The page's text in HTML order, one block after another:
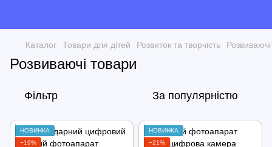
Каталог Товари для дітей Розвиток та творчість
Розвиваючі товари
Фільтр За популярністю
НОВИНКА
−19%
НОВИНКА
−21%